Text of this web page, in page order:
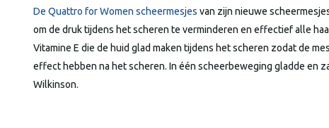
De Quattro for Women scheermesjes van zijn nieuwe
om de druk tijdens het scheren te verminderen en effectief alle
Vitamine E die de huid glad maken tijdens het scheren zodat de
effect hebben na het scheren. In één scheerbeweging gladde en
Wilkinson.